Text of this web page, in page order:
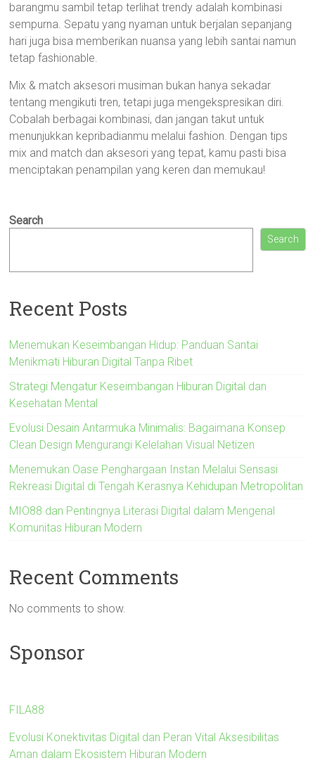
barangmu sambil tetap terlihat trendy adalah kombinasi
sempurna. Sepatu yang nyaman untuk berjalan sepanjang
hari juga bisa memberikan nuansa yang lebih santai namun
tetap fashionable.
Mix & match aksesori musiman bukan hanya sekadar
tentang mengikuti tren, tetapi juga mengekspresikan diri.
Cobalah berbagai kombinasi, dan jangan takut untuk
menunjukkan kepribadianmu melalui fashion. Dengan tips
mix and match dan aksesori yang tepat, kamu pasti bisa
menciptakan penampilan yang keren dan memukau!
Search
Search
Recent Posts
Menemukan Keseimbangan Hidup: Panduan Santai
Menikmati Hiburan Digital Tanpa Ribet
Strategi Mengatur Keseimbangan Hiburan Digital dan
Kesehatan Mental
Evolusi Desain Antarmuka Minimalis: Bagaimana Konsep
Clean Design Mengurangi Kelelahan Visual Netizen
Menemukan Oase Penghargaan Instan Melalui Sensasi
Rekreasi Digital di Tengah Kerasnya Kehidupan Metropolitan
MIO88 dan Pentingnya Literasi Digital dalam Mengenal
Komunitas Hiburan Modern
Recent Comments
No comments to show.
Sponsor
FILA88
Evolusi Konektivitas Digital dan Peran Vital Aksesibilitas
Aman dalam Ekosistem Hiburan Modern